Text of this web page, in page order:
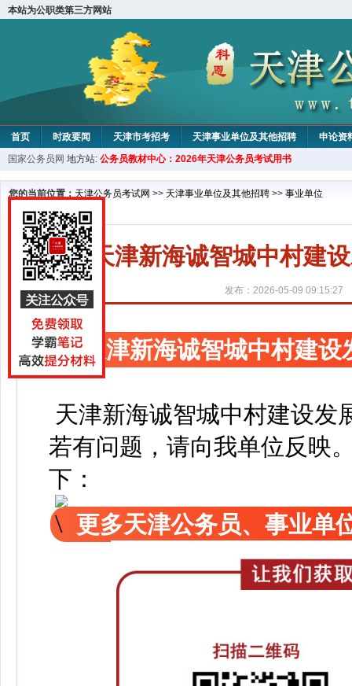
本站为公职类第三方网站
首页 时政要闻 天津市考招考 天津事业单位及其他招聘 申论资
教材中心
国家公务员网 地方站: 公务员教材中心：2026年天津公务员考试用书
您的当前位置： 天津公务员考试网 >> 天津事业单位及其他招聘 >> 事业单位
天津新海诚智城中村建
发布：2026-05-09 09:15:27
天津新海诚智城中村建
天津新海诚智城中村建设发
若有问题，请向我单位反映
下：
更多天津公务员、事业单